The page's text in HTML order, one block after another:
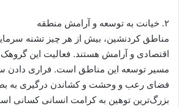
۲. خیانت به توسعه و آرامش منطقه
مناطق کردنشین، بیش از هر چیز تشنه
اقتصادی و آرامش هستند. فعالیت این
مسیر توسعه این مناطق است. فراری دادن
فضای رعب و وحشت و کشاندن درگیری به
بزرگ‌ترین توهین به کرامت انسانی کسانی